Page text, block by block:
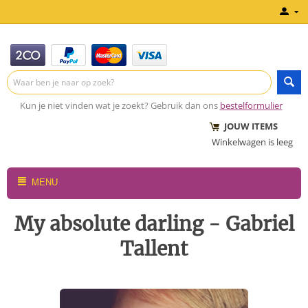
Kun je niet vinden wat je zoekt? Gebruik dan ons bestelformulier
JOUW ITEMS
Winkelwagen is leeg
MENU
My absolute darling - Gabriel
Tallent